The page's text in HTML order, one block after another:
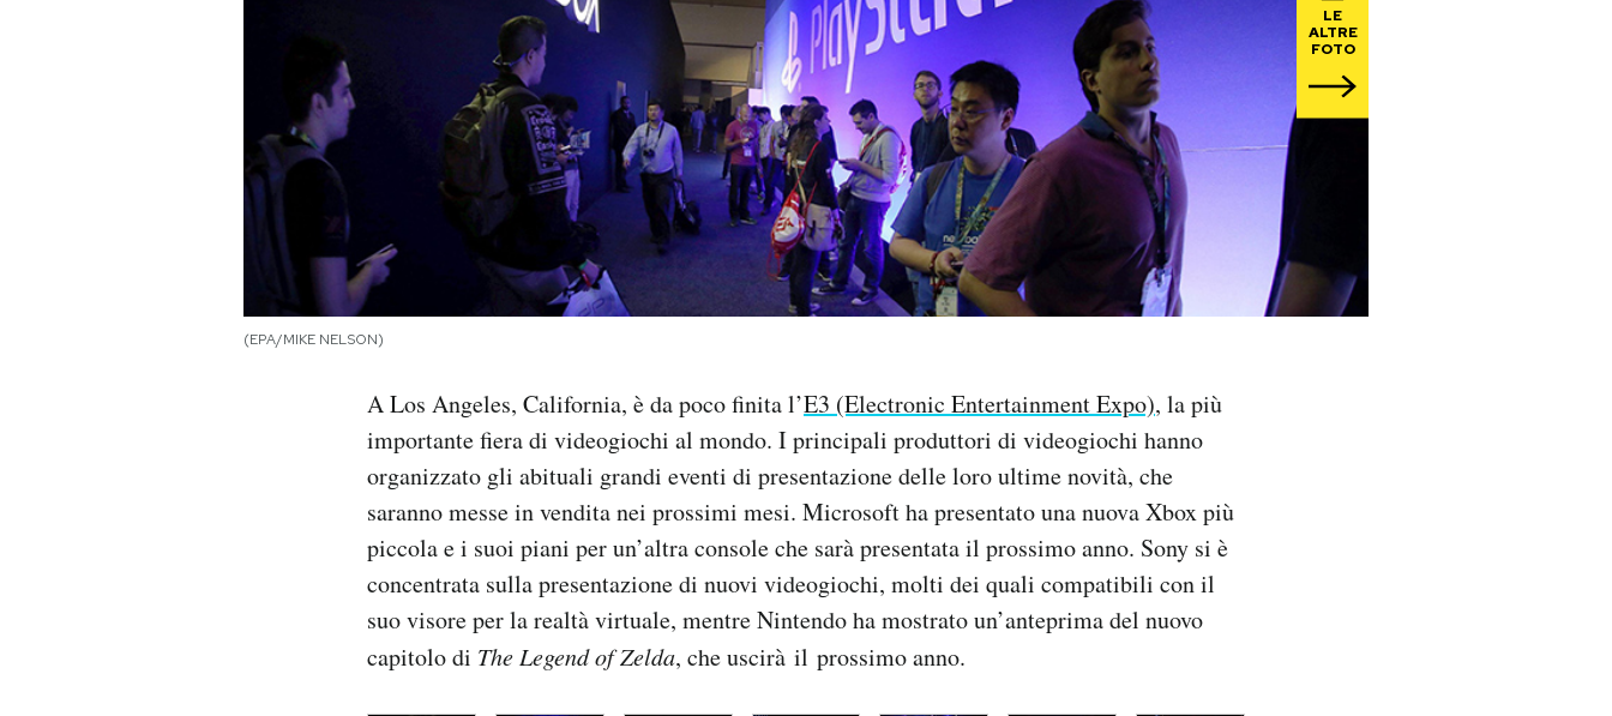
LE
ALTRE
FOTO
(EPA/MIKE NELSON)
A Los Angeles, California, è da poco finita l’E3 (Electronic Entertainment Expo), la più
importante fiera di videogiochi al mondo. I principali produttori di videogiochi hanno
organizzato gli abituali grandi eventi di presentazione delle loro ultime novità, che
saranno messe in vendita nei prossimi mesi. Microsoft ha presentato una nuova Xbox più
piccola e i suoi piani per un’altra console che sarà presentata il prossimo anno. Sony si è
concentrata sulla presentazione di nuovi videogiochi, molti dei quali compatibili con il
suo visore per la realtà virtuale, mentre Nintendo ha mostrato un’anteprima del nuovo
capitolo di The Legend of Zelda, che uscirà il prossimo anno.